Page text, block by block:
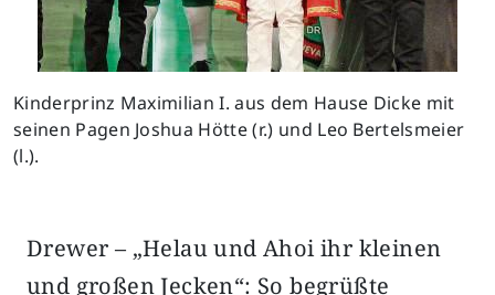
Kinderprinz Maximilian I. aus dem Hause Dicke mit
seinen Pagen Joshua Hötte (r.) und Leo Bertelsmeier
(l.).
Drewer – „Helau und Ahoi ihr kleinen
und großen Jecken“: So begrüßte